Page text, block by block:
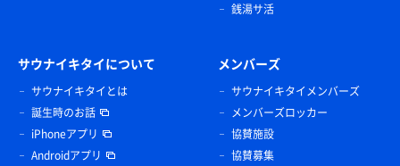
銭湯サ活
サウナイキタイについて
サウナイキタイとは
誕生時のお話
iPhoneアプリ
Androidアプリ
メンバーズ
サウナイキタイメンバーズ
メンバーズロッカー
協賛施設
協賛募集